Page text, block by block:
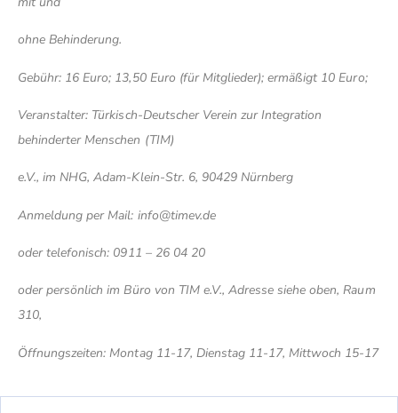
ohne Behinderung.
Gebühr: 16 Euro; 13,50 Euro (für Mitglieder); ermäßigt 10 Euro;
Veranstalter: Türkisch-Deutscher Verein zur Integration
behinderter Menschen (TIM)
e.V., im NHG, Adam-Klein-Str. 6, 90429 Nürnberg
Anmeldung per Mail: info@timev.de
oder telefonisch: 0911 – 26 04 20
oder persönlich im Büro von TIM e.V., Adresse siehe oben, Raum
310,
Öffnungszeiten: Montag 11-17, Dienstag 11-17, Mittwoch 15-17